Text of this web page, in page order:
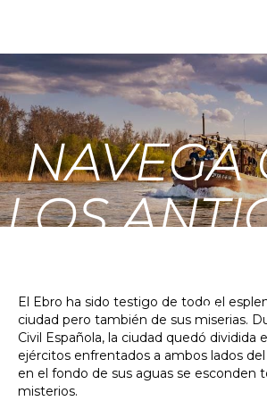
NAVEGA
LOS
El Ebro ha sido testigo de todo el
ciudad pero también de sus miserias.
Civil Española, la ciudad quedó dividida
ejércitos enfrentados a ambos lados
en el fondo de sus aguas se esconden
misterios.